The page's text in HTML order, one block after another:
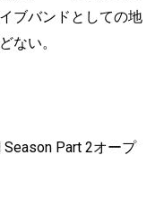
ブバンドとしての地
ない。
Part 2オープ